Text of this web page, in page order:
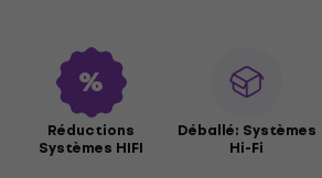
Réductions
Systèmes HIFI
Déballé: Systèmes
Hi-Fi